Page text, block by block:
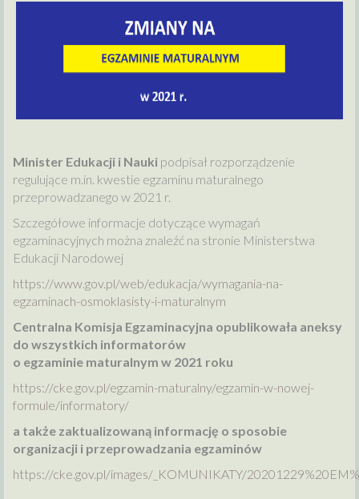
Minister Edukacji i Nauki podpisał rozporządzenie
regulujące m.in. kwestie egzaminu maturalnego
przeprowadzanego w 2021 r.
Szczegółowe informacje dotyczące wymagań
egzaminacyjnych można znaleźć na stronie Ministerstwa
Edukacji Narodowej
https://www.gov.pl/web/edukacja/wymagania-na-
egzaminach-osmoklasisty-i-maturalnym
Centralna Komisja Egzaminacyjna opublikowała aneksy
do wszystkich informatorów
o egzaminie maturalnym w 2021 roku
https://cke.gov.pl/egzamin-maturalny/egzamin-w-nowej-
formule/informatory/
a także zaktualizowaną informację o sposobie
organizacji i przeprowadzania egzaminów
https://cke.gov.pl/images/_KOMUNIKATY/